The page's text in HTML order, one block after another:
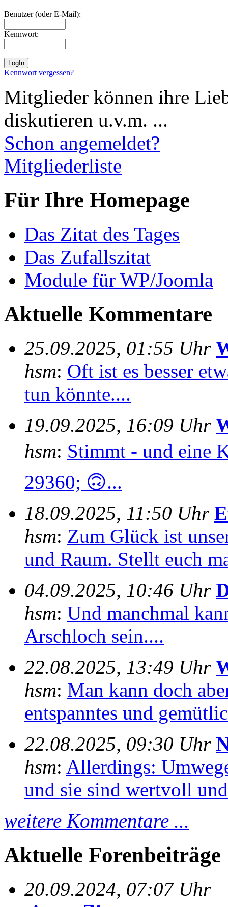
Benutzer (oder E-Mail):
Kennwort:
Kennwort vergessen?
Mitglieder können ihre
diskutieren u.v.m. ...
Schon angemeldet?
Mitgliederliste
Für Ihre Homepage
Das Zitat des Tages
Das Zufallszitat
Module für WP/Joomla
Aktuelle Kommentare
25.09.2025, 01:55 Uhr
hsm: Oft ist es besser
tun könnte....
19.09.2025, 16:09 Uhr
hsm: Stimmt - und eine
29360; 🙃...
18.09.2025, 11:50 Uhr
hsm: Zum Glück ist
und Raum. Stellt euch
04.09.2025, 10:46 Uhr
hsm: Und manchmal
Arschloch sein....
22.08.2025, 13:49 Uhr
hsm: Man kann doch
entspanntes und
22.08.2025, 09:30 Uhr
hsm: Allerdings:
und sie sind wertvoll
weitere Kommentare ...
Aktuelle Forenbeiträge
20.09.2024, 07:07 Uhr